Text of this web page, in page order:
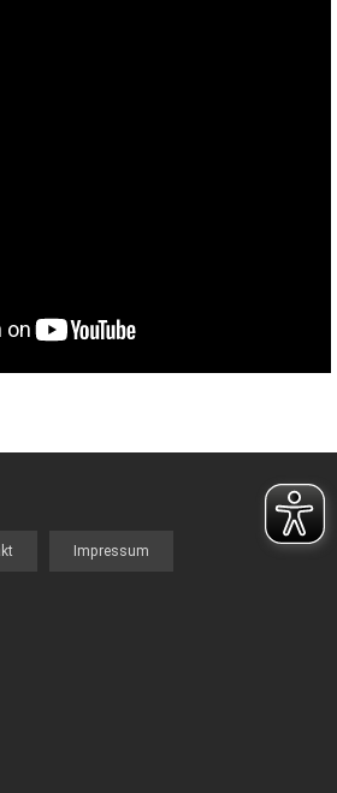
Impressum